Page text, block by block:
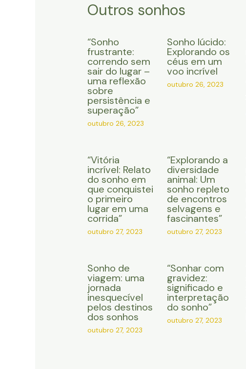
Outros sonhos
“Sonho
frustrante:
correndo sem
sair do lugar –
uma reflexão
sobre
persistência e
superação”
outubro 26, 2023
Sonho lúcido:
Explorando os
céus em um
voo incrível
outubro 26, 2023
“Vitória
incrível: Relato
do sonho em
que conquistei
o primeiro
lugar em uma
corrida”
outubro 27, 2023
“Explorando a
diversidade
animal: Um
sonho repleto
de encontros
selvagens e
fascinantes”
outubro 27, 2023
Sonho de
viagem: uma
jornada
inesquecível
pelos destinos
dos sonhos
outubro 27, 2023
“Sonhar com
gravidez:
significado e
interpretação
do sonho”
outubro 27, 2023